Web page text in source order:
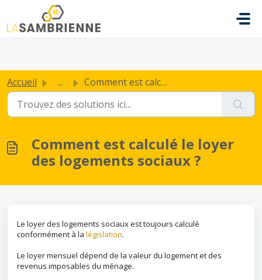
Passer au contenu principal
Accueil ... Comment est calculé le loyer des logements sociaux ?
Comment est calculé le loyer
des logements sociaux ?
Le loyer des logements sociaux est toujours calculé
conformément à la législation.
Le loyer mensuel dépend de la valeur du logement et des
revenus imposables du ménage.